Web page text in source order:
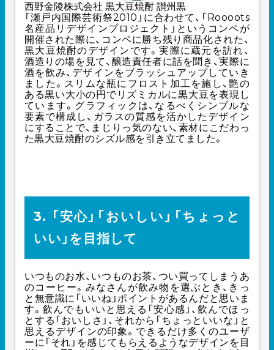
西野金陵株式会社 黒大豆焼酎 讃州黒
「瀬戸内国際芸術祭2010」に合わせて、「Roooots
名産品リデザインプロジェクト」というコンペが
開催された際に、コンペに勝ち残り商品化された、
黒大豆焼酎のデザインです。実際に蔵元を訪れ、
酒造りの場を見て、醸造責任者に話を聞き、実際に
酒を飲み、デザインをブラッシュアップしていき
ました。スリムな瓶にフロスト加工を施し、艶の
ある黒い大小の円でリズミカルに黒大豆を表現し
ています。グラフィックは、なるべくシンプルな
要素で構成し、ガラスの質感を活かしたデザイン
にすることで、まじりっ気のない、素材にこだわっ
た黒大豆焼酎のシズル感を引き立てました。
3. 「安心」「おいしい」「ちょっと
いい」を目指して
いつものお水、いつものお茶、つい買ってしまうあ
のコーヒー。みなさんが飲み物を選ぶとき、きっ
と無意識に「いいね」ポイントがあるんだと思いま
す。飲んでもいいと思える「安心感」、飲んでほっ
とする「おいしさ」、それから「ちょっといいな」と
思えるデザインの印象。できるだけ多くのユーザ
ーに「それ」を感じてもらえるようなデザインを目